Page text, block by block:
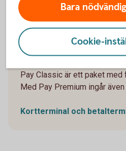
Är du ute efter
betalterminal?
Pay Classic är ett paket
Med Pay Premium ingår
Kortterminal och
Bara
Cookie-